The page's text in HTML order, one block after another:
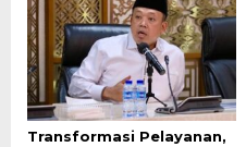
Transformasi Pelayanan,